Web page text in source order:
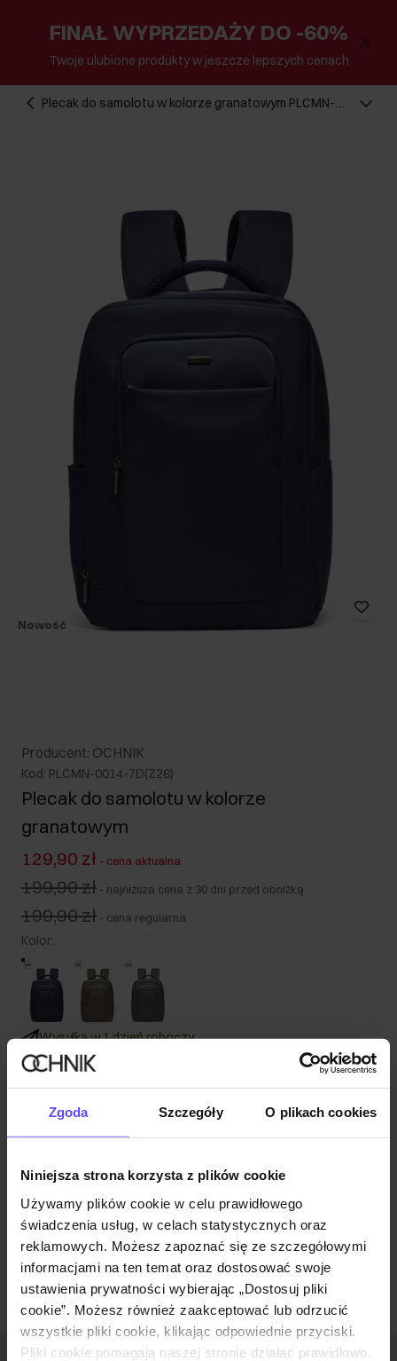
Zgoda Szczegóły O plikach cookies
Niniejsza strona korzysta z plików cookie
Używamy plików cookie w celu prawidłowego
świadczenia usług, w celach statystycznych oraz
reklamowych. Możesz zapoznać się ze szczegółowymi
informacjami na ten temat oraz dostosować swoje
ustawienia prywatności wybierając „Dostosuj pliki
cookie”. Możesz również zaakceptować lub odrzucić
wszystkie pliki cookie, klikając odpowiednie przyciski.
Pliki cookie pomagają naszej stronie działać prawidłowo.
FINAŁ WYPRZEDAŻY DO -60%
Twoje ulubione produkty w jeszcze lepszych cenach
Plecak do samolotu w kolorze granatowym PLCMN-
Nowość
Producent: OCHNIK
Kod: PLCMN-0014-7D(Z26)
Plecak do samolotu w kolorze
granatowym
129,90 zł - cena aktualna
199,90 zł - najniższa cena z 30 dni przed obniżką
199,90 zł - cena regularna
Kolor:
Wysyłka w 1 dzień roboczy
Opis produktu
Szczegóły
Skład i wymiary
Opinie